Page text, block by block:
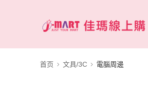
首页 文具/3C 電腦周邊